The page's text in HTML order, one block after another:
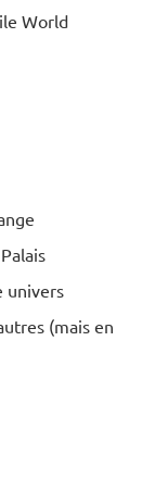
World
univers
(mais en